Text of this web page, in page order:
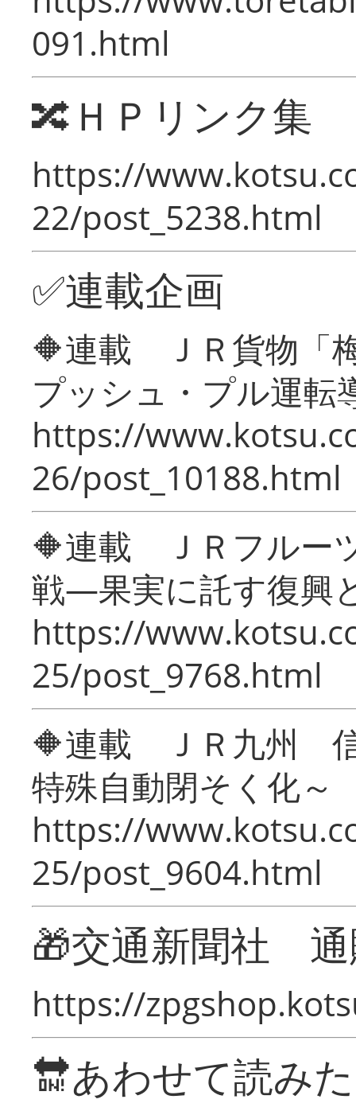
091.html
🔀ＨＰリンク集
https://
22/post_5238.html
✅連載企画
🔶連載 ＪＲ貨物「
プッシュ・プル運転
https://
26/post_10188.html
🔶連載 ＪＲフルー
戦―果実に託す復興
https://
25/post_9768.html
🔶連載 ＪＲ九州 信
特殊自動閉そく化～
https://
25/post_9604.html
🎁交通新聞社
https://
🔛あわせて読み